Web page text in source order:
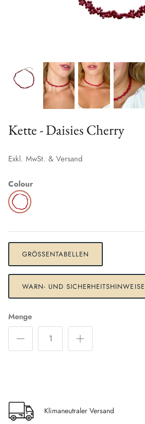
Kette - Daisies Cherry
Exkl. MwSt. & Versand
Colour
GRÖSSENTABELLEN
WARN- UND SICHERHEITSHINWEISE
Menge
Klimaneutraler Versand